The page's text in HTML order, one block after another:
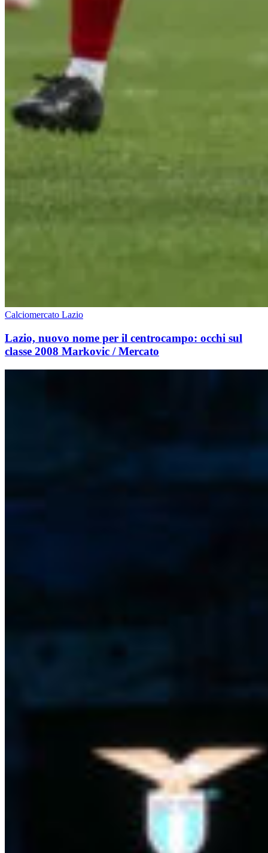
Calciomercato Lazio
Lazio, nuovo nome per il centrocampo: occhi sul
classe 2008 Markovic / Mercato